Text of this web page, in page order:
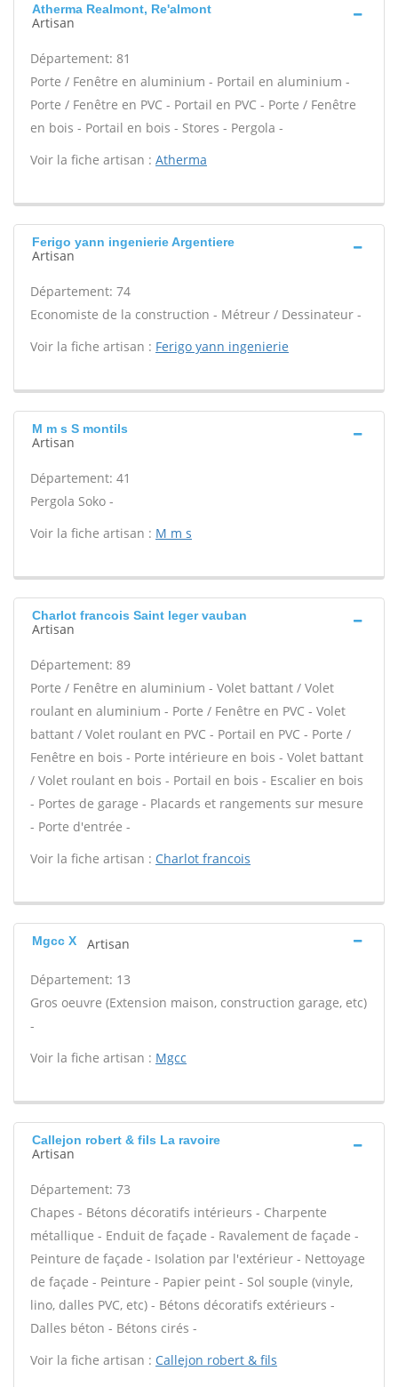
Atherma Realmont, Re'almont
Artisan
Département: 81
Porte / Fenêtre en aluminium - Portail en aluminium -
Porte / Fenêtre en PVC - Portail en PVC - Porte / Fenêtre
en bois - Portail en bois - Stores - Pergola -
Voir la fiche artisan : Atherma
Ferigo yann ingenierie Argentiere
Artisan
Département: 74
Economiste de la construction - Métreur / Dessinateur -
Voir la fiche artisan : Ferigo yann ingenierie
M m s S montils
Artisan
Département: 41
Pergola Soko -
Voir la fiche artisan : M m s
Charlot francois Saint leger vauban
Artisan
Département: 89
Porte / Fenêtre en aluminium - Volet battant / Volet
roulant en aluminium - Porte / Fenêtre en PVC - Volet
battant / Volet roulant en PVC - Portail en PVC - Porte /
Fenêtre en bois - Porte intérieure en bois - Volet battant
/ Volet roulant en bois - Portail en bois - Escalier en bois
- Portes de garage - Placards et rangements sur mesure
- Porte d'entrée -
Voir la fiche artisan : Charlot francois
Mgcc X Artisan
Département: 13
Gros oeuvre (Extension maison, construction garage, etc)
-
Voir la fiche artisan : Mgcc
Callejon robert & fils La ravoire
Artisan
Département: 73
Chapes - Bétons décoratifs intérieurs - Charpente
métallique - Enduit de façade - Ravalement de façade -
Peinture de façade - Isolation par l'extérieur - Nettoyage
de façade - Peinture - Papier peint - Sol souple (vinyle,
lino, dalles PVC, etc) - Bétons décoratifs extérieurs -
Dalles béton - Bétons cirés -
Voir la fiche artisan : Callejon robert & fils